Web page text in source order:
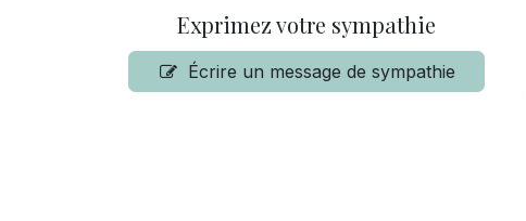
Exprimez votre sympathie
Écrire un message de sympathie